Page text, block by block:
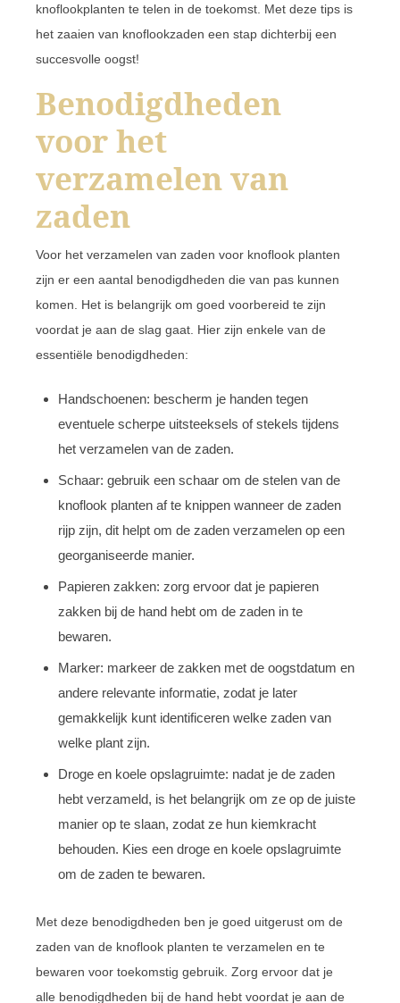
knoflookplanten te telen in de toekomst. Met deze tips is
het zaaien van knoflookzaden een stap dichterbij een
succesvolle oogst!
Benodigdheden
voor het
verzamelen van
zaden
Voor het verzamelen van zaden voor knoflook planten
zijn er een aantal benodigdheden die van pas kunnen
komen. Het is belangrijk om goed voorbereid te zijn
voordat je aan de slag gaat. Hier zijn enkele van de
essentiële benodigdheden:
Handschoenen: bescherm je handen tegen
eventuele scherpe uitsteeksels of stekels tijdens
het verzamelen van de zaden.
Schaar: gebruik een schaar om de stelen van de
knoflook planten af te knippen wanneer de zaden
rijp zijn, dit helpt om de zaden verzamelen op een
georganiseerde manier.
Papieren zakken: zorg ervoor dat je papieren
zakken bij de hand hebt om de zaden in te
bewaren.
Marker: markeer de zakken met de oogstdatum en
andere relevante informatie, zodat je later
gemakkelijk kunt identificeren welke zaden van
welke plant zijn.
Droge en koele opslagruimte: nadat je de zaden
hebt verzameld, is het belangrijk om ze op de juiste
manier op te slaan, zodat ze hun kiemkracht
behouden. Kies een droge en koele opslagruimte
om de zaden te bewaren.
Met deze benodigdheden ben je goed uitgerust om de
zaden van de knoflook planten te verzamelen en te
bewaren voor toekomstig gebruik. Zorg ervoor dat je
alle benodigdheden bij de hand hebt voordat je aan de